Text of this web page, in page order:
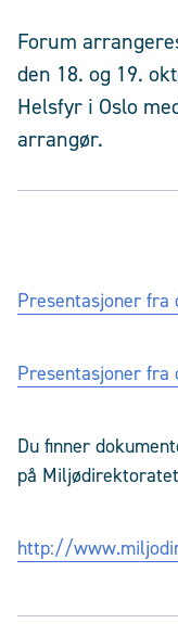
Forum
den 18. og 19.
Helsfyr i Oslo
arrangør.
Presentasjoner fra
Presentasjoner fra
Du finner
på
http://